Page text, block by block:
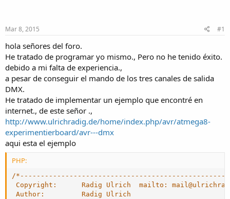
Mar 8, 2015 #1
hola señores del foro.​
He tratado de programar yo mismo., Pero no he tenido éxito.
debido a mi falta de experiencia.,​
a pesar de conseguir el mando de los tres canales de salida
DMX.​
He tratado de implementar un ejemplo que encontré en
internet., de este señor .,
http://www.ulrichradig.de/home/index.php/avr/atmega8-
experimentierboard/avr---dmx
aqui esta el ejemplo​
PHP:
/
Copyright:      Radig Ulrich  mailto:
Author:         Radig Ulrich